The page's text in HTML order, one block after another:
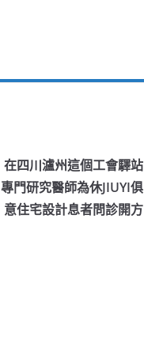
在四川瀘州這個工會驛站
專門研究醫師為休JIUYI俱
意住宅設計息者問診開方